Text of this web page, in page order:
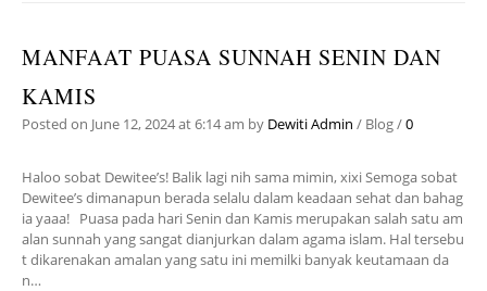
MANFAAT PUASA SUNNAH SENIN DAN
KAMIS
Posted on June 12, 2024at 6:14 am by Dewiti Admin / Blog/0
Haloo sobat Dewitee’s! Balik lagi nih sama mimin, xixi Semoga sobat
Dewitee’s dimanapun berada selalu dalam keadaan sehat dan bahag
ia yaaa! Puasa pada hari Senin dan Kamis merupakan salah satu am
alan sunnah yang sangat dianjurkan dalam agama islam. Hal tersebu
t dikarenakan amalan yang satu ini memilki banyak keutamaan da
n…